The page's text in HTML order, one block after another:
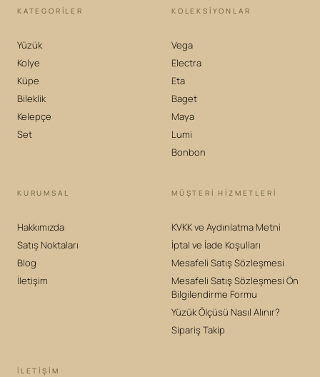
KATEGORILER
Yüzük
Kolye
Küpe
Bileklik
Kelepçe
Set
KOLEKSIYONLAR
Vega
Electra
Eta
Baget
Maya
Lumi
Bonbon
KURUMSAL
Hakkımızda
Satış Noktaları
Blog
İletişim
MÜŞTERİ HİZMETLERİ
KVKK ve Aydınlatma Metni
İptal ve İade Koşulları
Mesafeli Satış Sözleşmesi
Mesafeli Satış Sözleşmesi Ön
Bilgilendirme Formu
Yüzük Ölçüsü Nasıl Alınır?
Sipariş Takip
İLETIŞIM